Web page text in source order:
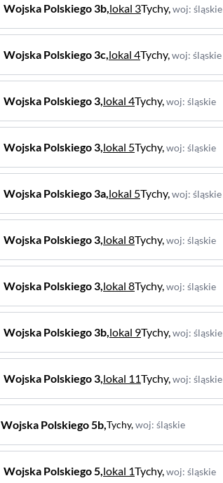
Wojska Polskiego3b,lokal 3Tychy,woj: śląskie
Wojska Polskiego3c,lokal 4Tychy,woj: śląskie
Wojska Polskiego3,lokal 4Tychy,woj: śląskie
Wojska Polskiego3,lokal 5Tychy,woj: śląskie
Wojska Polskiego3a,lokal 5Tychy,woj: śląskie
Wojska Polskiego3,lokal 8Tychy,woj: śląskie
Wojska Polskiego3,lokal 8Tychy,woj: śląskie
Wojska Polskiego3b,lokal 9Tychy,woj: śląskie
Wojska Polskiego3,lokal 11Tychy,woj: śląskie
Wojska Polskiego5b,Tychy,woj: śląskie
Wojska Polskiego5,lokal 1Tychy,woj: śląskie